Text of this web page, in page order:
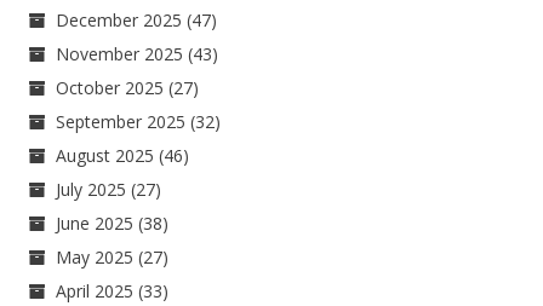
December 2025 (47)
November 2025 (43)
October 2025 (27)
September 2025 (32)
August 2025 (46)
July 2025 (27)
June 2025 (38)
May 2025 (27)
April 2025 (33)